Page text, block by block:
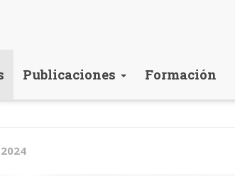
Publicaciones Formación